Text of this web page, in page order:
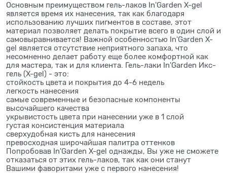
Основным преимуществом гель-лаков In'Garden X-gel
является время их нанесения, так как благодаря
использованию лучших пигментов в составе, этот
материал позволяет делать покрытие всего в один слой и
самовыравнивается! Важной особенностью In'Garden X-
gel является отсутствие неприятного запаха, что
несомненно делает работу еще более комфортной как
для мастера, так и для клиента. Гель-лаки In'Garden Икс-
гель (X-gel) - это:
стойкость цвета и покрытия до 4-6 недель
легкость нанесения
самые современные и безопасные компоненты
высочайшего качества
укрывистость цвета при нанесении уже в 1 слой
густая консистенция материала
сверхудобная кисть для нанесения
превосходная широчайшая палитра оттенков
Попробовав In'Garden X-gel однажды, Вы уже не сможете
отказаться от этих гель-лаков, так как они станут
Вашими фаворитами уже с первого нанесения!